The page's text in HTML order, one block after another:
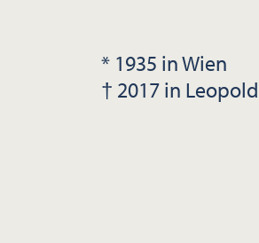
* 1935 in Wien
† 2017 in